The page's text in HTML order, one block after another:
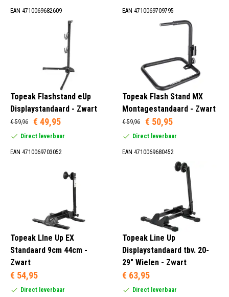
Standaard (3)
EAN 4710069682609 EAN 4710069709795
Topeak Flashstand eUp
Displaystandaard - Zwart
€ 59,96 € 49,95
Direct leverbaar
EAN 4710069703052
Topeak Flash Stand MX
Montagestandaard - Zwart
€ 59,96 € 50,95
Direct leverbaar
EAN 4710069680452
Topeak LIne Up EX
Standaard 9cm 44cm -
Zwart
€ 54,95
Direct leverbaar
Topeak Line Up
Displaystandaard tbv. 20-
29" Wielen - Zwart
€ 63,95
Direct leverbaar